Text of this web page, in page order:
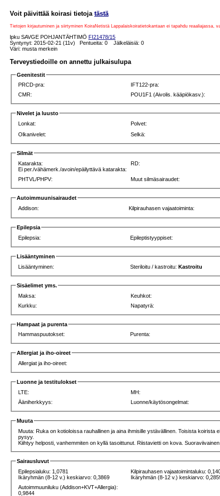
Voit päivittää koirasi tietoja tästä
Tietojen kirjautuminen ja siirtyminen KoiraNetistä Lappalaiskoiratietokantaan ei tapahdu
lpku SAVGE POHJANTÄHTIMÖ FI21478/15
Syntynyt: 2015-02-21 (11v) Pentueita: 0 Jälkeläisiä: 0
Väri: musta merkein
Terveystiedoille on annettu julkaisulupa
Geenitestit
PRCD-pra:
IFT122-pra:
CMR:
POU1F1 (Aivolis. kääpiökasv.):
Nivelet ja luusto
Lonkat:
Polvet:
Olkanivelet:
Selkä:
Silmät
Katarakta:
Ei per./vähämerk./avoin/epäilyttävä katarakta:
RD:
PHTVL/PHPV: Muut silmäsairaudet:
Autoimmuunisairaudet
Addison:
Kilpirauhasen vajaatoiminta:
Epilepsia
Epilepsia:
Epileptistyyppiset:
Lisääntyminen
Lisääntyminen:
Steriloitu / kastroitu:Kastroitu
Sisäelimet yms.
Maksa:
Keuhkot:
Kurkku:
Napatyrä:
Hampaat ja purenta
Hammaspuutokset:
Purenta:
Allergiat ja iho-oireet
Allergiat ja iho-oireet:
Luonne ja testitulokset
LTE:
MH:
Ääniherkkyys:
Luonne/käytösongelmat:
Muuta
Muuta: Ruka on kotioloissa rauhallinen ja aina ihmisille ystävällinen. Toisista
pysyy.
Kiihtyy helposti, vanhemmiten on kyllä tasoittunut. Riistavietti on kova.
Sairausluvut
Epilepsialuku: 1,0781
Ikäryhmän (8-12 v.) keskiarvo: 0,3869
Kilpirauhasen vajaatoimintaluku:
Ikäryhmän (8-12 v.) keskiarvo:
Autoimmuuniluku (Addison+KVT+Allergia):
0,9844